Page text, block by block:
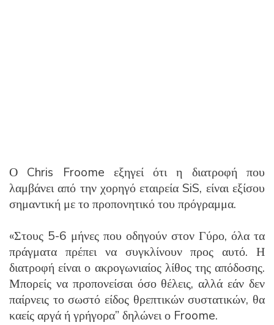
Ο Chris Froome εξηγεί ότι η διατροφή που
λαμβάνει από την χορηγό εταιρεία SiS, είναι εξίσου
σημαντική με το προπονητικό του πρόγραμμα.
«Στους 5-6 μήνες που οδηγούν στον Γύρο, όλα τα
πράγματα πρέπει να συγκλίνουν προς αυτό. Η
διατροφή είναι ο ακρογωνιαίος λίθος της απόδοσης.
Μπορείς να προπονείσαι όσο θέλεις, αλλά εάν δεν
παίρνεις το σωστό είδος θρεπτικών συστατικών, θα
καείς αργά ή γρήγορα” δηλώνει ο Froome.